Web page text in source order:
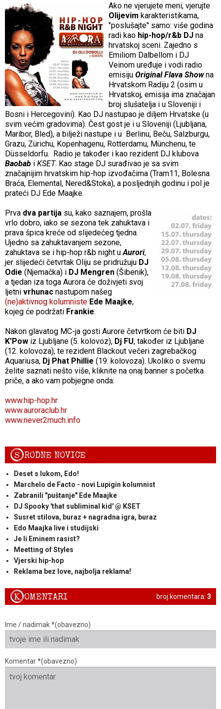
Ako ne vjerujete meni, vjerujte
Olijevim karakteristikama,
"poslušajte" samo: više godina
radi kao hip-hop/r&b DJ na
hrvatskoj sceni. Zajedno s
Emiliom Dalbellom i DJ
Veinom uređuje i vodi radio
emisiju Original Flava Showna
Hrvatskom Radiju 2 (osim u
Hrvatskoj, emisija ima značajan
broj slušatelja i u Sloveniji i
Bosni i Hercegovini). Kao DJ nastupao je diljem Hrvatske (u
svim većim gradovima). Čest gost je i u Sloveniji (Ljubljana,
Maribor, Bled), a bilježi nastupe i u Berlinu, Beču, Salzburgu,
Grazu, Zürichu, Kopenhagenu, Rotterdamu, Münchenu, te
Düsseldorfu. Radio je također i kao rezident DJ klubova
Baobab i KSET. Kao stage DJ surađivao je sa svim
značajnijim hrvatskim hip-hop izvođačima (Tram11, Bolesna
Braća, Elemental, Nered&Stoka), a posljednjih godinu i pol je
prateći DJ Ede Maajke.
Prva dva partija su, kako saznajem, prošla
vrlo dobro, iako se sezona tek zahuktava i
prava špica kreće od slijedećeg tjedna.
Ujedno sa zahuktavanjem sezone,
zahuktava se i hip-hop r&b night u Aurori,
jer slijedeći četvrtak Oliju se pridružuju DJ
Odie (Njemačka) i DJ Mengren (Šibenik),
a tjedan iza toga Aurora će doživjeti svoj
ljetni vrhunac nastupom našeg
(ne)aktivnog kolumniste Ede Maajke,
kojeg će podržati Frankie.
Nakon glavatog MC-ja gosti Aurore četvrtkom će biti DJ
K'Pow iz Ljubljane (5. kolovoz), Dj FU, također iz Ljubljane
(12. kolovoza), te rezident Blackout večeri zagrebačkog
Aquariusa, Dj Phat Phillie (19. kolovoza). Ukoliko o svemu
želite saznati nešto više, kliknite na onaj banner s početka
priče, a ako vam pobjegne onda:
www.hip-hop.hr
www.auroraclub.hr
www.never2much.info
SRODNE NOVICE
Deset s lukom, Edo!
Marchelo de Facto - novi Lupigin kolumnist
Zabranili "puštanje" Ede Maajke
DJ Spooky 'that subliminal kid' @ KSET
Susret stilova, buraz + nagradna igra, buraz
Edo Maajka live i studijski
Je li Eminem rasist?
Meetting of Styles
Vjerski hip-hop
Reklama bez love, najbolja reklama!
broj komentara: 3
KOMENTARI
Ime / nadimak *(obavezno)
Komentar *(obavezno)